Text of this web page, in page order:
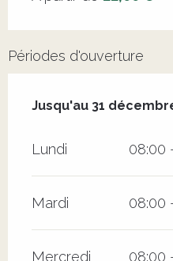
Périodes d'ouverture
Du2 juillet 2026au31
Jusqu'au 31
Lundi 08:00
Mardi 08:00
Mercredi 08:00